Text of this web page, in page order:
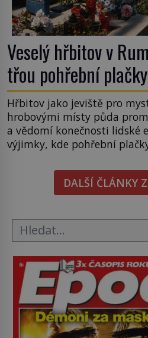
Veselý hřbitov v
třou pohřební
Hřbitov jako jeviště pro
hrobovými místy půda
a vědomí konečnosti lidské
výjimky, kde pohřební
pohledu na výši vyměřené
v nezaměstnanosti. Kam
hřbitov, který si vysloužil
DALŠÍ ČLÁNKY